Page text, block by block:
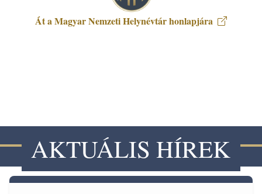
SEGÉDLETEK
Át a Magyar Nemzeti Helynévtár honlapjára
AKTUÁLIS HÍREK